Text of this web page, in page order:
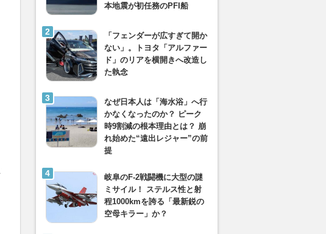
本地震が初任務のPFI船
「フェンダーが広すぎて開か
ない」。トヨタ「アルファー
ド」のリアを横開きへ改造し
た執念
なぜ日本人は「海水浴」へ行
かなくなったのか？ ピーク
時9割減の根本理由とは？ 崩
れ始めた“遠出レジャー”の前
提
岐阜のF-2戦闘機に大型の謎
ミサイル！ ステルス性と射
程1000kmを誇る「最新鋭の
空母キラー」か？